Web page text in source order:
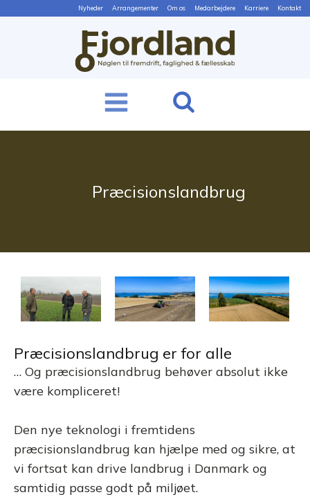
Nyheder Arrangementer Om os Medarbejdere Karriere Kontakt
Præcisionslandbrug
Præcisionslandbrug er for alle
… Og præcisionslandbrug behøver absolut ikke
være kompliceret!
Den nye teknologi i fremtidens
præcisionslandbrug kan hjælpe med og sikre, at
vi fortsat kan drive landbrug i Danmark og
samtidig passe godt på miljøet.